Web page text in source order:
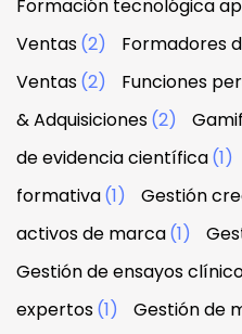
Formación tecnológica
Ventas(2) Formadores
Ventas(2) Funciones
& Adquisiciones(2)
de evidencia científica(1)
formativa(1) Gestión
activos de marca(1)
Gestión de ensayos
expertos(1) Gestión de